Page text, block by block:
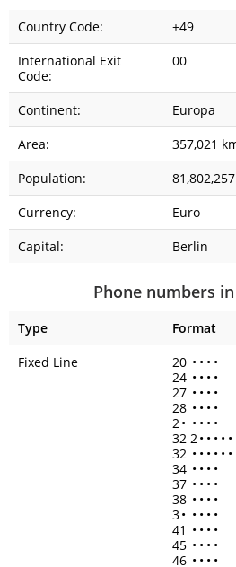
Country Code:
+49
International Exit
Code:
00
Continent:
Europa
Area:
357,021
Population:
81,802,257
Currency:
Euro
Capital:
Berlin
Phone numbers
Type
Format
Fixed Line
20 • • • •
24 • • • •
27 • • • •
28 • • • •
2• • • • •
32 2• • • • •
32 • • • • • •
34 • • • •
37 • • • •
38 • • • •
3• • • • •
41 • • • •
45 • • • •
46 • • • •